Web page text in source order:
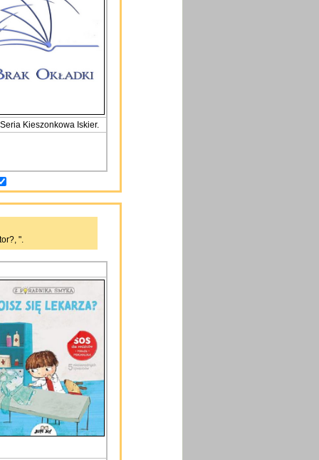
Kieszonkowa Iskier.
".